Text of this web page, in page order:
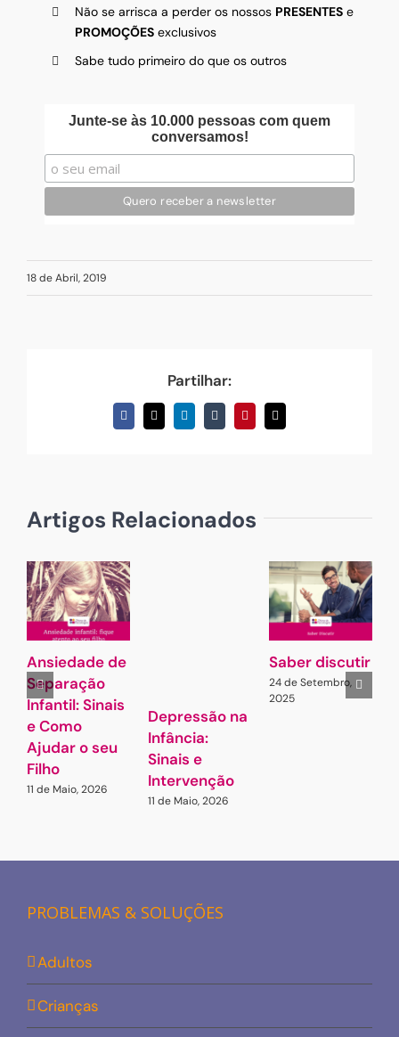
Não se arrisca a perder os nossos PRESENTESe
PROMOÇÕESexclusivos
Sabe tudo primeiro do que os outros
Junte-se às 10.000 pessoas com quem
conversamos!
18 de Abril, 2019
Partilhar:
Facebook
X LinkedInTumblrPinterestEmail
(necessário
Artigos Relacionados
Ansiedade de
Separação
Infantil: Sinais
e Como
Ajudar o seu
Filho
11 de Maio, 2026
Depressão na
Infância:
Sinais e
Intervenção
11 de Maio, 2026
Saber discutir
24 de Setembro,
2025
PROBLEMAS & SOLUÇÕES
Adultos
Crianças